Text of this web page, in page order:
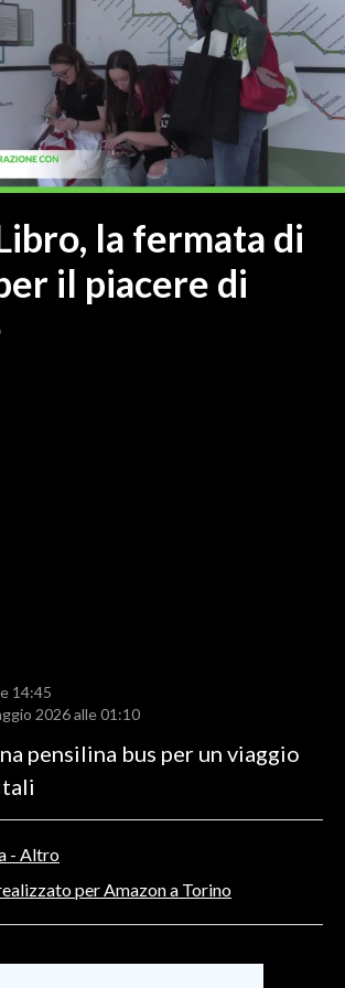
la fermata di
il piacere di
14:45
2026 alle 01:10
pensilina bus per un viaggio
- Altro
per Amazon a Torino